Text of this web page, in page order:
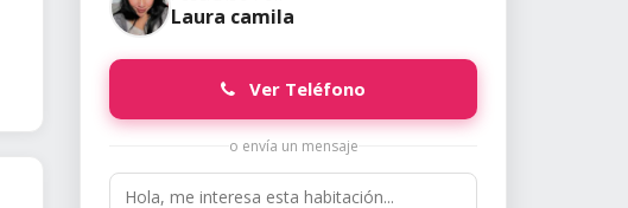
Laura camila
Ver Teléfono
o envía un mensaje